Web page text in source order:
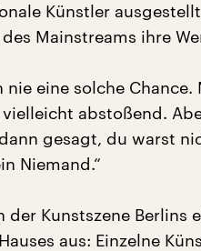
Künstler
Mainstreams ihre
nie eine solche
abstoßend.
gesagt, du warst
Niemand.“
der Kunstszene Berlins
aus: Einzelne